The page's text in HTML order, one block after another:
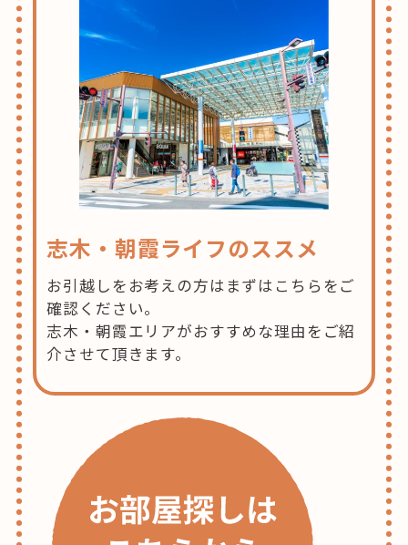
志木・朝霞ライフのススメ
お引越しをお考えの方はまずはこちらをご
確認ください。
志木・朝霞エリアがおすすめな理由をご紹
介させて頂きます。